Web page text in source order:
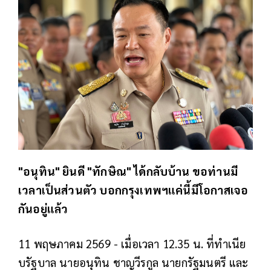
"อนุทิน" ยินดี "ทักษิณ" ได้กลับบ้าน ขอท่านมี
เวลาเป็นส่วนตัว บอกกรุงเทพฯแค่นี้มีโอกาสเจอ
กันอยู่แล้ว
11 พฤษภาคม 2569 - เมื่อเวลา 12.35 น. ที่ทําเนีย
บรัฐบาล นายอนุทิน ชาญวีรกูล นายกรัฐมนตรี และ